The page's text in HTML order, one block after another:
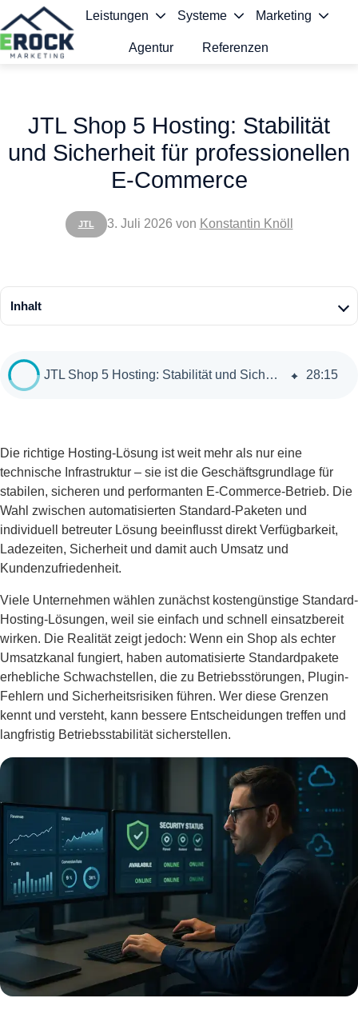
Leistungen Systeme Marketing
Agentur Referenzen
JTL
JTL Shop 5 Hosting: Stabilität
und Sicherheit für professionellen
E-Commerce
3. Juli 2026 von Konstantin Knöll
Inhalt
JTL Shop 5 Hosting: Stabilität und Sicherheit für professionellen E-Commerce 28:15
Die richtige Hosting-Lösung ist weit mehr als nur eine
technische Infrastruktur – sie ist die Geschäftsgrundlage für
stabilen, sicheren und performanten E-Commerce-Betrieb. Die
Wahl zwischen automatisierten Standard-Paketen und
individuell betreuter Lösung beeinflusst direkt Verfügbarkeit,
Ladezeiten, Sicherheit und damit auch Umsatz und
Kundenzufriedenheit.
Viele Unternehmen wählen zunächst kostengünstige Standard-
Hosting-Lösungen, weil sie einfach und schnell einsatzbereit
wirken. Die Realität zeigt jedoch: Wenn ein Shop als echter
Umsatzkanal fungiert, haben automatisierte Standardpakete
erhebliche Schwachstellen, die zu Betriebsstörungen, Plugin-
Fehlern und Sicherheitsrisiken führen. Wer diese Grenzen
kennt und versteht, kann bessere Entscheidungen treffen und
langfristig Betriebsstabilität sicherstellen.